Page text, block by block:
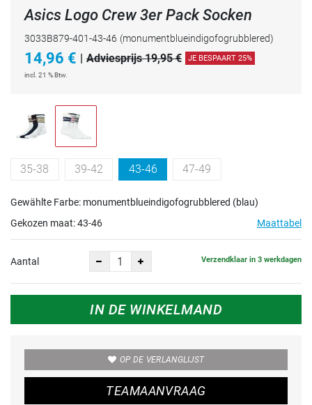
Asics Logo Crew 3er Pack Socken
3033B879-401-43-46 (monumentblueindigofogrubblered)
14,96 € | Adviesprijs 19,95 € JE BESPAART 25%
incl. 21 % Btw.
35-38 39-42 43-46 47-49
Gewählte Farbe: monumentblueindigofogrubblered (blau)
Gekozen maat:43-46 Maattabel
Aantal Verzendklaar in 3 werkdagen
IN DE WINKELMAND
OP DE VERLANGLIJST
TEAMAANVRAAG